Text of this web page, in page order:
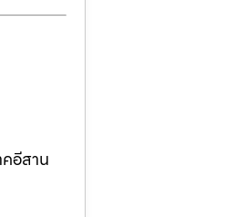
อีสาน